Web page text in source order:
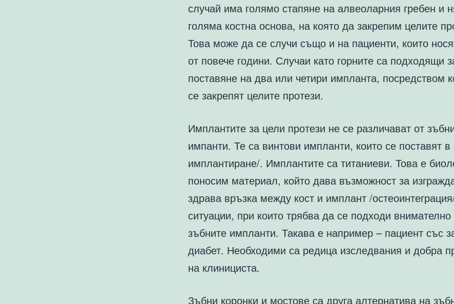
случай има голямо стапяне на алвеоларния гребен и
голяма костна основа, на която да закрепим целите
Това може да се случи също и на пациенти, които
от повече години. Случаи като горните са подходящи
поставяне на два или четири импланта, посредством
се закрепят целите протези.
Имплантите за цели протези не се различават от
импанти. Те са винтови импланти, които се поставят в
имплантиране/. Имплантите са титаниеви. Това е
поносим материал, който дава възможност за
здрава връзка между кост и имплант /
ситуации, при които трябва да се подходи
зъбните импланти. Такава е например – пациент със
диабет. Необходими са редица изследвания и добра
на клинициста.
Зъбни коронки и мостове са друга алтернатива на